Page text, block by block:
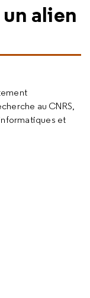
alien
au CNRS,
et